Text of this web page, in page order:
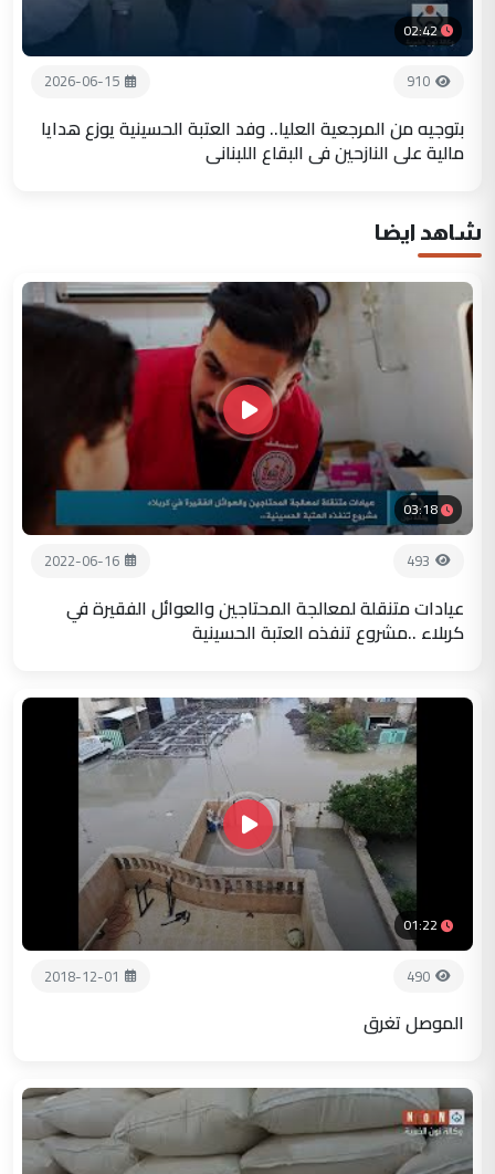
02:42
910
2026-06-15
بتوجيه من المرجعية العليا.. وفد العتبة الحسينية يوزع هدايا
مالية على النازحين في البقاع اللبناني
شاهد ايضا
03:18
493
2022-06-16
عيادات متنقلة لمعالجة المحتاجين والعوائل الفقيرة في
كربلاء ..مشروع تنفذه العتبة الحسينية
01:22
490
2018-12-01
الموصل تغرق